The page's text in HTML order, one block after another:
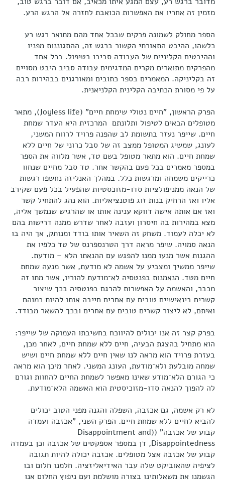
מזמין זה אחריו את האפשרות הכואבת לחזרה אל הרגש הרע.
הספר מחולק לשמונה פרקים שבכל אחד מהם מתואר רגש רע
כלשהו, ההיבט התאורתי הקשור ברגש זה, ההתגוננות מפניו
וההיבטים הקליניים של העבודה סביבו בטיפול. בכל אחד
מהפרקים מתוארים מקרים המדגימים עבודה סביב היבט מסויים
זה בקליניקה. המאמרים בספר כתובים ומאורגנים בבהירות רבה
על פי מסורת הכתיבה הקלינית הקלניאנית.
הפרק הראשון, "חיים נטולי שימחת חיים" (Joyless life), מתאר
מטופלים הבאים לטיפול ותלונתם המרכזית היא העדר שמחת
חיים. שייפר נעזר בתשומת לב שהפנה פרויד לרווח המשני,
לעונג, שמשיג המטופל ממצב זה של סבל כרוני של חיים ללא
שמחת חיים. הוא מתאר מטופל בשם טד, אשר מלווה את הספר
במספר מאמרים בכל פעם בהקשר אחר. טד סבל מחיים שנחוו
כרייקים משמחה ומרגשות כלל. במהלך האנליזה נחשפו רגשות
של הנאה ממניפולציות סדו-מזוכסטיות שהפעיל בכל פעם שקירב
אליו ואז הרחיק בנות זוג פוטנציאליות. הוא נהג להתחיל קשר
ואז אם אותה אישה דווקא ענינה אותו או שהרגיש שנמשך אליה,
מצא במהירות בה חיסרון ועזבה לאחר שדרש ממנה דרישות בהם
לא יכלה לעמוד. משחק זה השאיר אותו בודד ומנותק, אך היה בו
הנאה סמויה. שיפר מראה דרך הטרנספרנס של טד כלפיו את
ההגנות אשר מנעו ממנו להפגש עם ההנאתו הלא – מודעת.
שייפר ממשיך ומצביע על אשמה לא מודעת, אשר מנעה שמחת
חיים מטד. הנאמנות בפנטסיה לא־מודעת להוריו, אשר מתו זה
מכבר, והאשמה על האפשרות להרגם בפנטסיה בכך שיצור
קשרים בינאישיים טובים עם אחרים חייבה אותו להיות כמוהם
ואיתם, לא ליצור קשרים טובים עם אחרים ובכך להשאר מבודד.
בפרק קצר זה אנו יכולים להיווכח בחשיבתו העמוקה של שייפר:
הוא מתחיל בהצגת הבעיה, חיים ללא שמחת חיים, לאחר מכן,
בעזרת פרויד הוא מראה לנו שאין חיים ללא שמחת חיים ושיש
שמחה מובלעת ולא־מודעת, העונג המשני. לאחר מיכן הוא מראה
כי הגורם הלא־מודע שאינו מאפשר לשמחת החיים להחוות וגורם
לה להפוך להנאה סדו-מזוכיסטית הוא האשמה הלא־מודעת.
לא רק אשמה, גם אכזבה, השפלה והגנה מפני הטוב יכולים
להביא לחיים ללא שמחת חיים. הפרק השני, "אכזבה ועמדה
קבוע של אכזבה" ((Disappointment and
Disappointedness, דן במספר אספקטים של אכזבה וכן בעמדה
קבוע של אכזבה אצל מטופלים. אכזבה יכולה להיות תגובה
לציפיה שהאוביקט שלה עבר האידיאליזציה. חלמנו חלום ובו
הגשמנו את משאלותינו בצורה מושלמת ועם ניפוץ החלום אנו